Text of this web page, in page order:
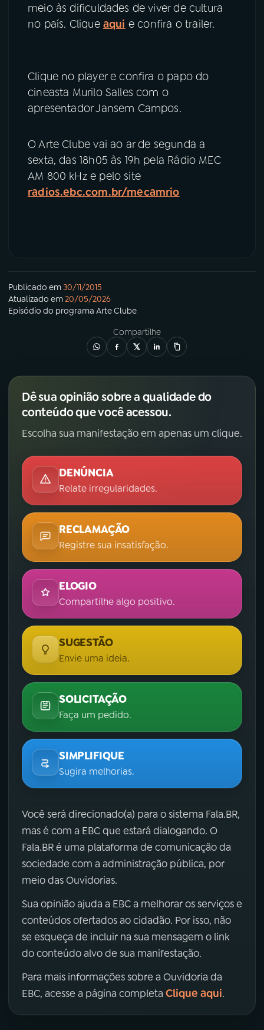
meio às dificuldades de viver de cultura
no país. Clique aqui e confira o trailer.
Clique no player e confira o papo do
cineasta Murilo Salles com o
apresentador Jansem Campos.
O Arte Clube vai ao ar de segunda a
sexta, das 18h05 às 19h pela Rádio MEC
AM 800 kHz e pelo site
radios.ebc.com.br/mecamrio
Publicado em30/11/2015
Atualizado em20/05/2026
Episódio do programa Arte Clube
Compartilhe
Dê sua opinião sobre a qualidade do
conteúdo que você acessou.
Escolha sua manifestação em apenas um clique.
DENÚNCIA
Relate irregularidades.
RECLAMAÇÃO
Registre sua insatisfação.
ELOGIO
Compartilhe algo positivo.
SUGESTÃO
Envie uma ideia.
SOLICITAÇÃO
Faça um pedido.
SIMPLIFIQUE
Sugira melhorias.
Você será direcionado(a) para o sistema Fala.BR,
mas é com a EBC que estará dialogando. O
Fala.BR é uma plataforma de comunicação da
sociedade com a administração pública, por
meio das Ouvidorias.
Sua opinião ajuda a EBC a melhorar os serviços e
conteúdos ofertados ao cidadão. Por isso, não
se esqueça de incluir na sua mensagem o link
do conteúdo alvo de sua manifestação.
Para mais informações sobre a Ouvidoria da
EBC, acesse a página completa Clique aqui.